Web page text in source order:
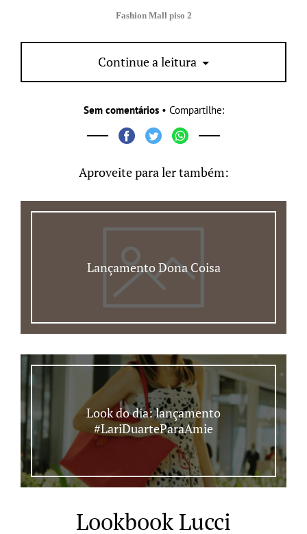
Fashion Mall piso 2
Continue a leitura
Sem comentários• Compartilhe:
Aproveite para ler também:
Lançamento Dona Coisa
Look do dia: lançamento
#LariDuarteParaAmie
Lookbook Lucci